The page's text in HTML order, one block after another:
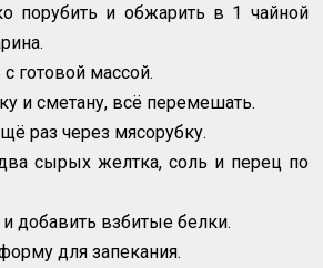
порубить и обжарить в 1 чайной
готовой массой.
и сметану, всё перемешать.
раз через мясорубку.
сырых желтка, соль и перец по
добавить взбитые белки.
для запекания.